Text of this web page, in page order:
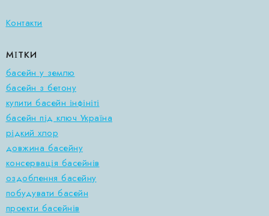
Контакти
МІТКИ
басейн у землю
басейн з бетону
купити басейн інфініті
басейн під ключ Україна
рідкий хлор
довжина басейну
консервація басейнів
оздоблення басейну
побудувати басейн
проекти басейнів